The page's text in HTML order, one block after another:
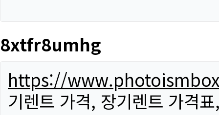
8xtfr8umhg
https://
기렌트 가격, 장기렌트 가격